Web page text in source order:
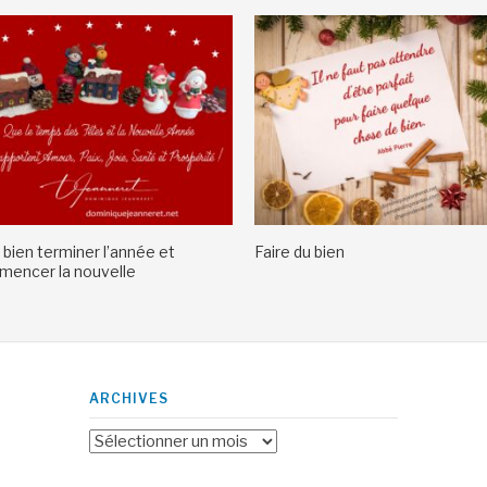
bien terminer l’année et
la nouvelle
Faire du bien
ARCHIVES
Archives